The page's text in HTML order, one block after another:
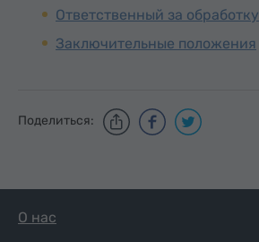
Ответственный за обработку
Заключительные положения
Поделиться:
О нас